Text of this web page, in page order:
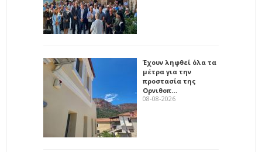
Έχουν ληφθεί όλα τα
μέτρα για την
προστασία της
Ορνιθοπ…
08-08-2026